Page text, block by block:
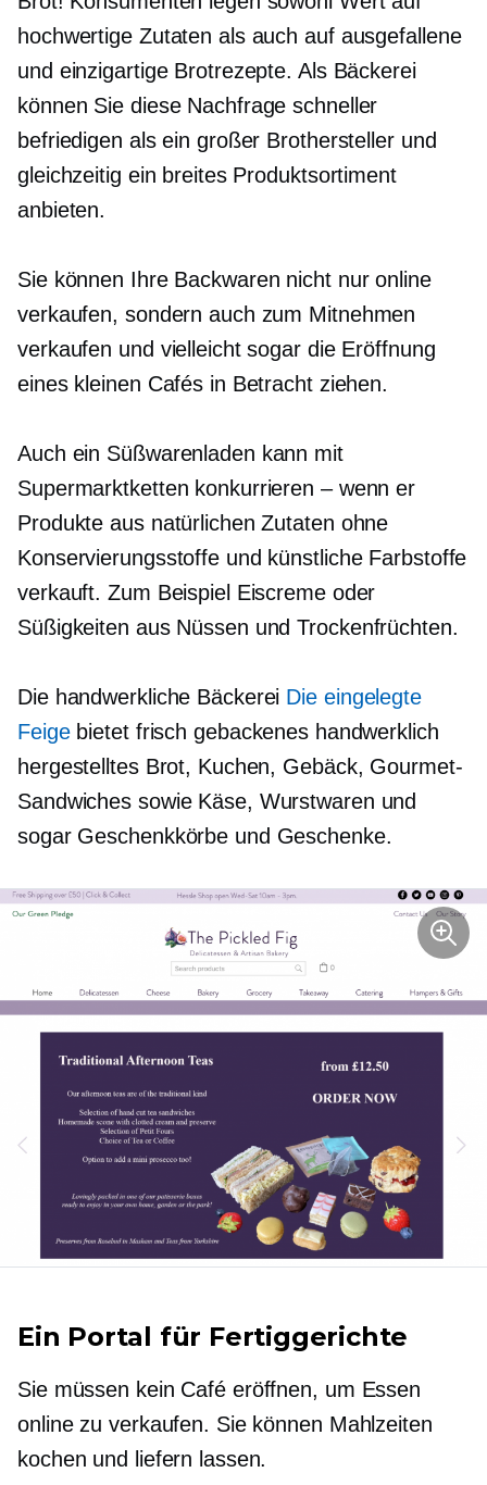
hochwertige Zutaten als auch auf ausgefallene
und einzigartige Brotrezepte. Als Bäckerei
können Sie diese Nachfrage schneller
befriedigen als ein großer Brothersteller und
gleichzeitig ein breites Produktsortiment
anbieten.
Sie können Ihre Backwaren nicht nur online
verkaufen, sondern auch zum Mitnehmen
verkaufen und vielleicht sogar die Eröffnung
eines kleinen Cafés in Betracht ziehen.
Auch ein Süßwarenladen kann mit
Supermarktketten konkurrieren – wenn er
Produkte aus natürlichen Zutaten ohne
Konservierungsstoffe und künstliche Farbstoffe
verkauft. Zum Beispiel Eiscreme oder
Süßigkeiten aus Nüssen und Trockenfrüchten.
Die handwerkliche Bäckerei Die eingelegte
Feigebietet frisch gebackenes handwerklich
hergestelltes Brot, Kuchen, Gebäck, Gourmet-
Sandwiches sowie Käse, Wurstwaren und
sogar Geschenkkörbe und Geschenke.
Ein Portal für Fertiggerichte
Sie müssen kein Café eröffnen, um Essen
online zu verkaufen. Sie können Mahlzeiten
kochen und liefern lassen.